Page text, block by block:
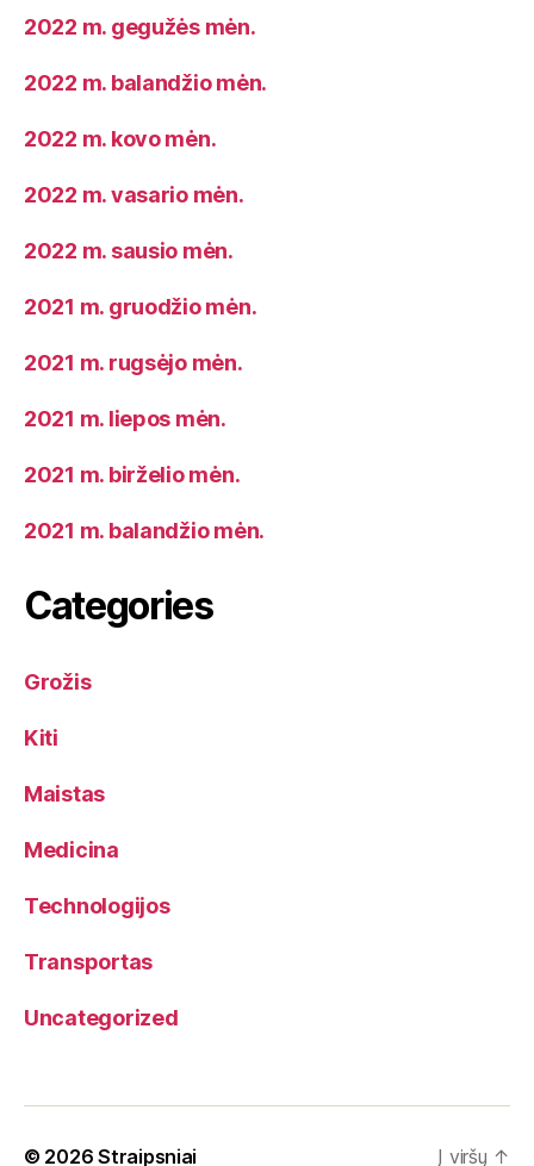
2022 m. gegužės mėn.
2022 m. balandžio mėn.
2022 m. kovo mėn.
2022 m. vasario mėn.
2022 m. sausio mėn.
2021 m. gruodžio mėn.
2021 m. rugsėjo mėn.
2021 m. liepos mėn.
2021 m. birželio mėn.
2021 m. balandžio mėn.
Categories
Grožis
Kiti
Maistas
Medicina
Technologijos
Transportas
Uncategorized
© 2026Straipsniai Į viršų ↑